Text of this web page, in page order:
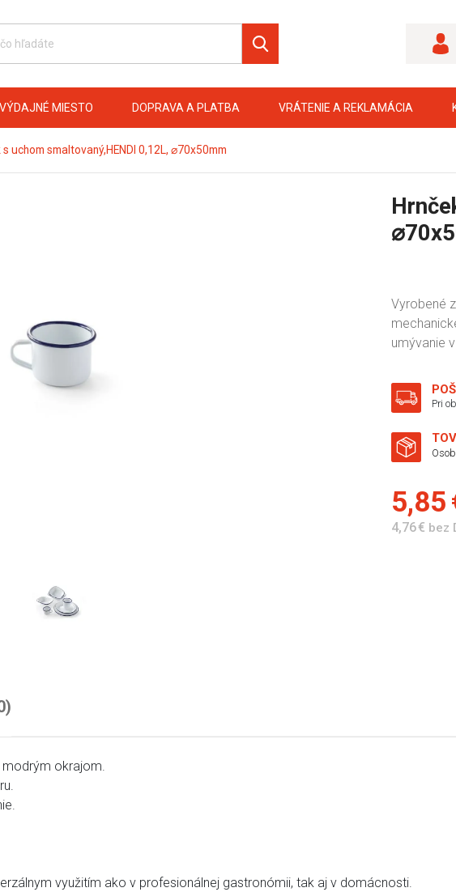
VÝDAJNÉ MIESTO DOPRAVA A PLATBA VRÁTENIE A REKLAMÁCIA
s uchom smaltovaný,HENDI 0,12L, ⌀70x50mm
Vyrobené
umývanie
Pri
5,85
4,76 € bez
okrajom.
využitím ako v profesionálnej gastronómii, tak aj v domácnosti.